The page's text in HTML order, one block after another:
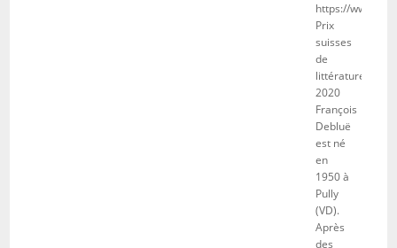
https://
Prix
suisses
de
littérature
2020
François
Debluë
est né
en
1950 à
Pully
(VD).
Après
des